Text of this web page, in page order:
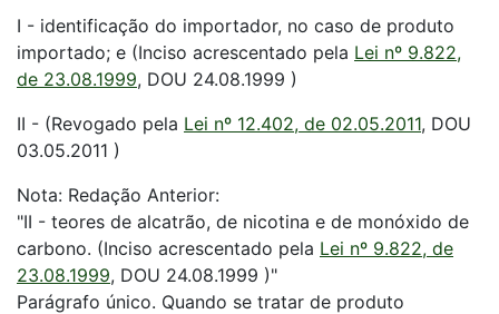
I - identificação do importador, no caso de produto
importado; e (Inciso acrescentado pela Lei nº 9.822,
de 23.08.1999, DOU 24.08.1999 )
II - (Revogado pela Lei nº 12.402, de 02.05.2011, DOU
03.05.2011 )
Nota: Redação Anterior:
"II - teores de alcatrão, de nicotina e de monóxido de
carbono. (Inciso acrescentado pela Lei nº 9.822, de
23.08.1999, DOU 24.08.1999 )"
Parágrafo único. Quando se tratar de produto